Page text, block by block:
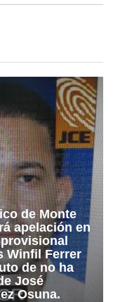
de Monte
apelación en
Winfil Ferrer
de no ha
José
Osuna.